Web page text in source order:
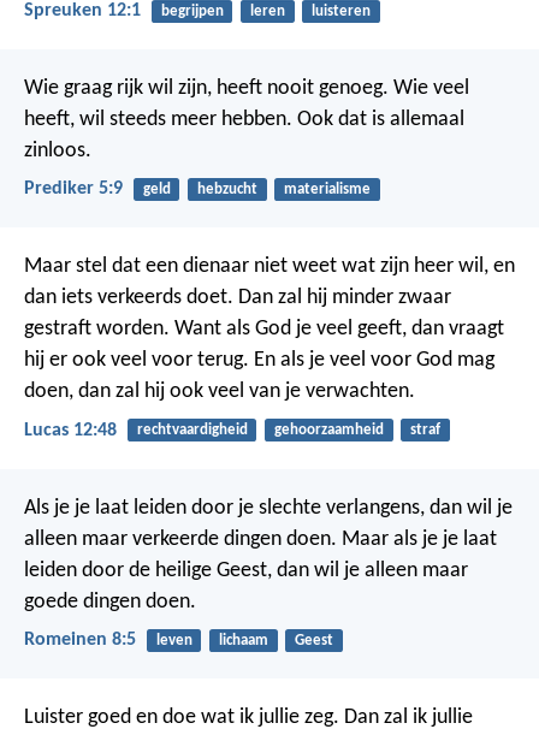
Spreuken 12:1 begrijpen leren luisteren
Wie graag rijk wil zijn, heeft nooit genoeg. Wie veel
heeft, wil steeds meer hebben. Ook dat is allemaal
zinloos.
Prediker 5:9 geld hebzucht materialisme
Maar stel dat een dienaar niet weet wat zijn heer wil, en
dan iets verkeerds doet. Dan zal hij minder zwaar
gestraft worden. Want als God je veel geeft, dan vraagt
hij er ook veel voor terug. En als je veel voor God mag
doen, dan zal hij ook veel van je verwachten.
Lucas 12:48 rechtvaardigheid gehoorzaamheid straf
Als je je laat leiden door je slechte verlangens, dan wil je
alleen maar verkeerde dingen doen. Maar als je je laat
leiden door de heilige Geest, dan wil je alleen maar
goede dingen doen.
Romeinen 8:5 leven lichaam Geest
Luister goed en doe wat ik jullie zeg. Dan zal ik jullie